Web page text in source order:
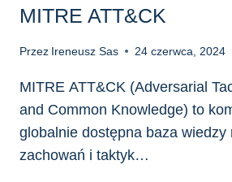
MITRE ATT&CK
Przez Ireneusz Sas 24 czerwca, 2024
MITRE ATT&CK (Adversarial
and Common Knowledge) to
globalnie dostępna baza wiedzy
zachowań i taktyk…